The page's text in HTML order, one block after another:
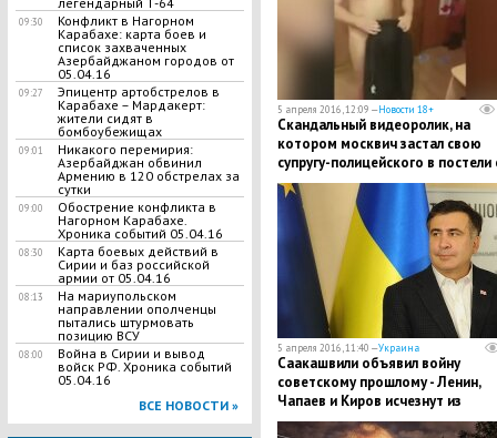
09:30
Конфликт в Нагорном
Карабахе: карта боев и
список захваченных
Азербайджаном городов от
05.04.16
09:27
Эпицентр артобстрелов в
Карабахе – Мардакерт:
жители сидят в
бомбоубежищах
09:01
Никакого перемирия:
Азербайджан обвинил
Армению в 120 обстрелах за
сутки
09:00
Обострение конфликта в
Нагорном Карабахе.
Хроника событий 05.04.16
08:30
Карта боевых действий в
Сирии и баз российской
армии от 05.04.16
08:13
На мариупольском
направлении ополченцы
пытались штурмовать
позицию ВСУ
08:00
Война в Сирии и вывод
войск РФ. Хроника событий
05.04.16
ВСЕ НОВОСТИ »
5 апреля 2016, 12:09 —Новости 18+
Скандальный видеоролик, на
котором москвич застал свою
супругу-полицейского в постели
коллегой, взбудоражил
5 апреля 2016, 11:40 —Украина
Саакашвили объявил войну
советскому прошлому - Ленин,
Чапаев и Киров исчезнут из
Одесской области